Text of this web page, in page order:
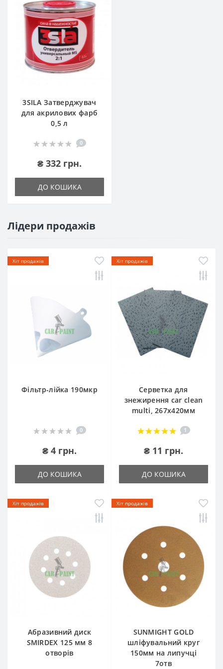
3SILA Затверджувач
для акрилових фарб
0,5 л
0
₴ 332 грн.
ДО КОШИКА
Лідери продажів
Хіт продажів
Фільтр-лійка 190мкр
0
₴ 4 грн.
ДО КОШИКА
Хіт продажів
Серветка для
знежирення car clean
multi, 267х420мм
1
₴ 11 грн.
ДО КОШИКА
Хіт продажів
Абразивний диск
SMIRDEX 125 мм 8
отворів
Хіт продажів
SUNMIGHT GOLD
шліфувальний круг
150мм на липучці
7отв